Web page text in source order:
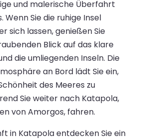
und malerische Überfahrt
Wenn Sie die ruhige Insel
sich lassen, genießen Sie
Blick auf das klare
die umliegenden Inseln. Die
an Bord lädt Sie ein,
des Meeres zu
Sie weiter nach Katapola,
von Amorgos, fahren.
in Katapola entdecken Sie ein